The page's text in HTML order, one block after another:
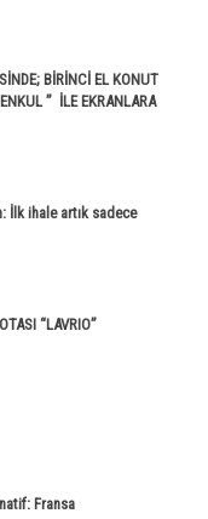
BİRİNCİ EL KONUT
” İLE EKRANLARA
İlk ihale artık sadece
“LAVRIO”
Fransa